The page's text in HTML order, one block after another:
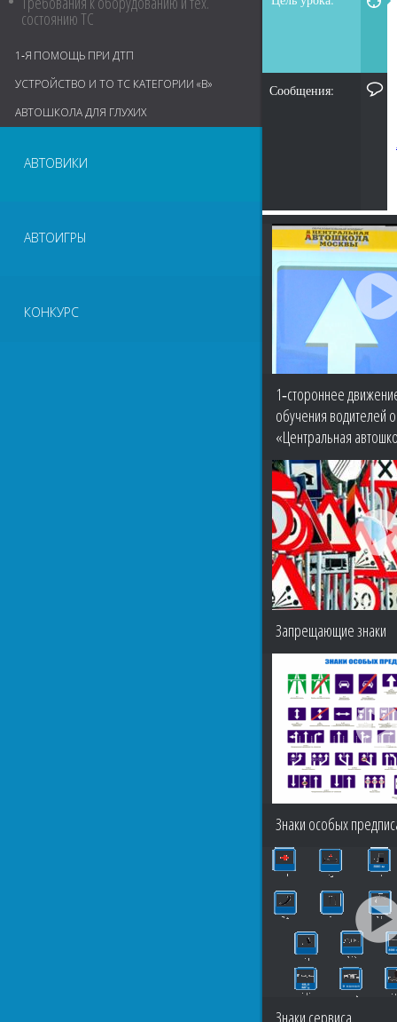
состоянию ТС
1‑Я ПОМОЩЬ ПРИ ДТП
УСТРОЙСТВО И ТО ТС КАТЕГОРИИ «В»
АВТОШКОЛА ДЛЯ ГЛУХИХ
АВТОВИКИ
АВТОИГРЫ
КОНКУРС
Сообщения:
1‑стороннее
обучения водителей
«Центральная
Запрещающие знаки
Знаки особых
Знаки сервиса